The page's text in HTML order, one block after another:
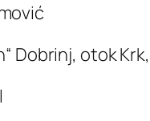
Dobrinj, otok